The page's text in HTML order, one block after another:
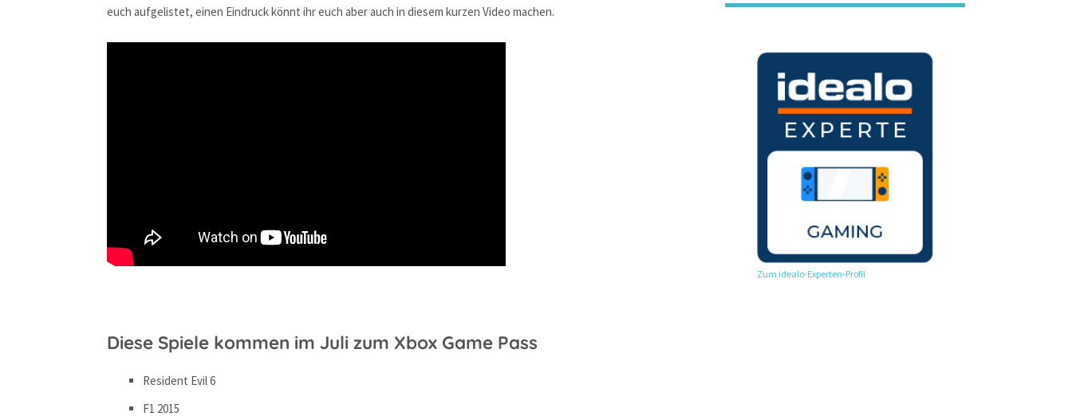
euch aufgelistet, einen Eindruck könnt ihr euch aber auch in diesem kurzen Video machen.
Diese Spiele kommen im Juli zum Xbox Game Pass
Resident Evil 6
F1 2015
Zum idealo-Experten-Profil